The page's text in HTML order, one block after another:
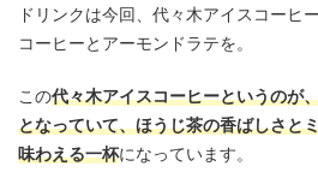
ドリンクは今回、代々木アイスコーヒ
コーヒーとアーモンドラテを。
この代々木アイスコーヒーというのが
となっていて、ほうじ茶の香ばしさと
味わえる一杯になっています。